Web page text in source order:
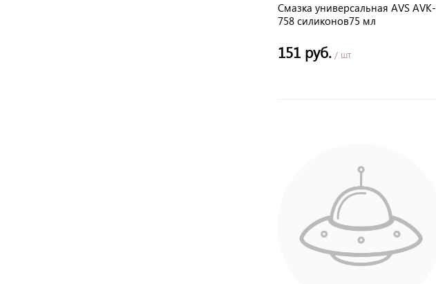
Смазка универсальная AVS AVK-
758 силиконов75 мл
151 руб. / шт